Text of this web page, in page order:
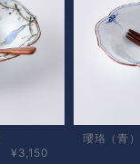
¥3,150
瓔珞（青